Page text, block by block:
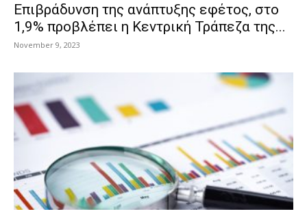
Επιβράδυνση της ανάπτυξης εφέτος, στο
1,9% προβλέπει η Κεντρική Τράπεζα της...
November 9, 2023